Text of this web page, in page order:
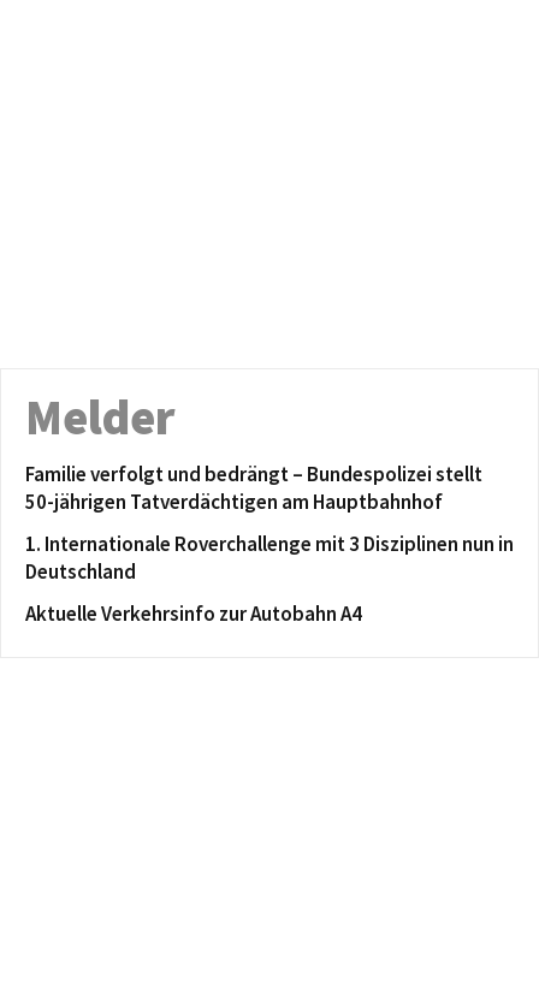
Melder
Familie verfolgt und bedrängt – Bundespolizei stellt
50-jährigen Tatverdächtigen am Hauptbahnhof
1. Internationale Roverchallenge mit 3 Disziplinen nun in
Deutschland
Aktuelle Verkehrsinfo zur Autobahn A4